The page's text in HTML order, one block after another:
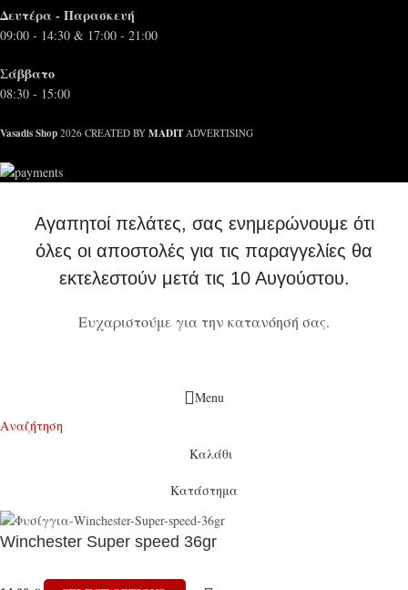
Δευτέρα - Παρασκευή
09:00 - 14:30 & 17:00 - 21:00
Σάββατο
08:30 - 15:00
Vasadis Shop 2026 CREATED BY MADIT ADVERTISING
Αγαπητοί πελάτες, σας ενημερώνουμε ότι
όλες οι αποστολές για τις παραγγελίες θα
εκτελεστούν μετά τις 10 Αυγούστου.
Ευχαριστούμε για την κατανόησή σας.
Menu
Αναζήτηση
Καλάθι
Κατάστημα
Winchester Super speed 36gr